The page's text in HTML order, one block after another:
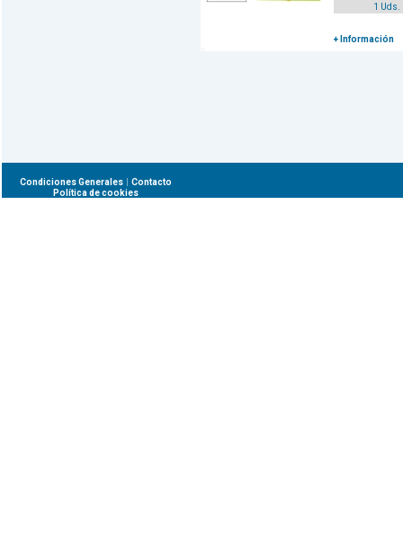
1 Uds.
+ Información
Condiciones Generales| Contacto
Política de cookies